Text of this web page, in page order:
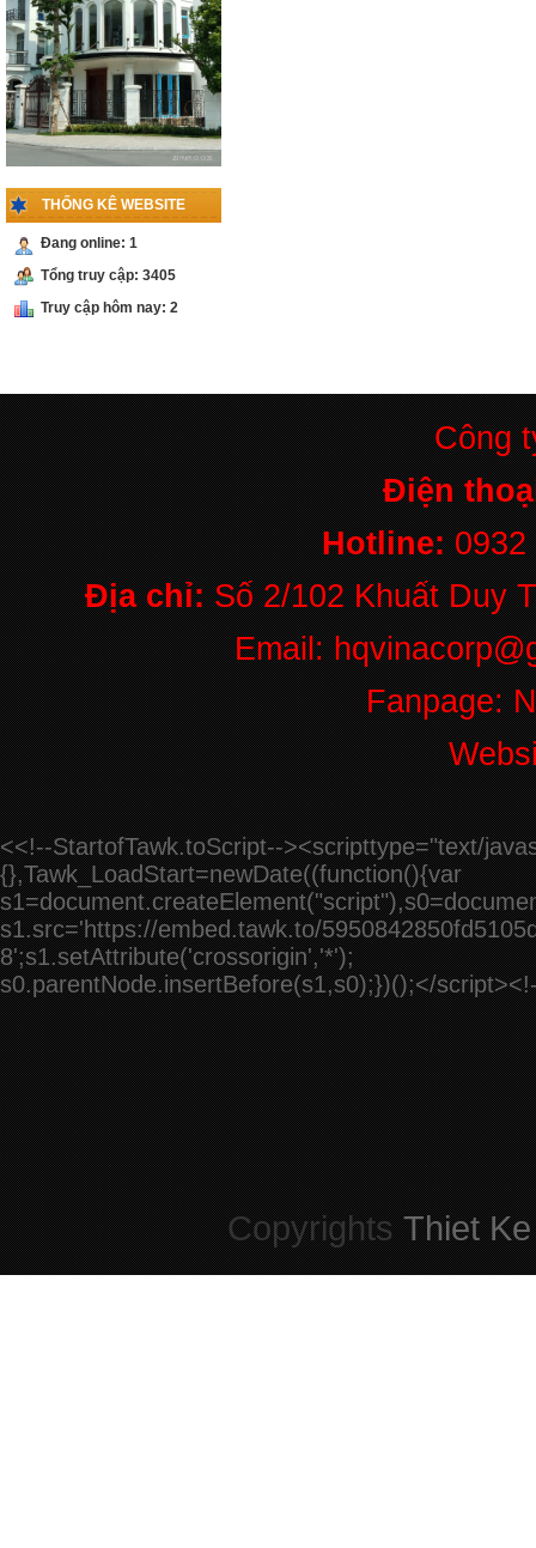
Liên hệ
PHỤ KIỆN
CABIN 90 ĐỘ
KÍNH -TƯỜNG
PHỤ KIỆN
CỬA LÙA RAY
Liên hệ
Liên hệ
BẢN LỀ CỬA
THỦY LỰC ÂM
SÀN FC 06
Liên hệ
THỐNG KÊ WEBSITE
Đang online: 1
Tổng truy cập: 3405
Truy cập hôm nay: 2
Công
Điện
Hotline:0932
Địa chỉ:Số 2/102 Khuất Duy
Email:
Fanpage:
<<!--StartofTawk.toScript--><scripttype="text/
{},Tawk_LoadStart=newDate((function(){var
s1.src='https://embed.tawk.to/
8';s1.setAttribute('crossorigin','*');
s0.parentNode.insertBefore(s1,s0);})();</
CopyrightsThiet